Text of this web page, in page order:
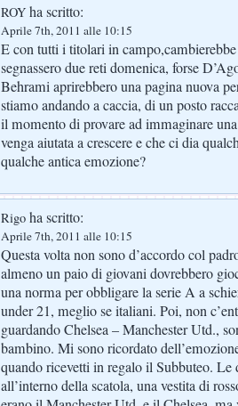
ROY ha scritto:
Aprile 7th, 2011 alle 10:15
E con tutti i titolari in
segnassero due reti domenica, forse
Behrami aprirebbero una pagina nuova
stiamo andando a caccia, di un posto
il momento di provare ad immaginare
venga aiutata a crescere e che ci dia
qualche antica emozione?
Rigo ha scritto:
Aprile 7th, 2011 alle 10:15
Questa volta non sono d’accordo col
almeno un paio di giovani dovrebbero
una norma per obbligare la serie A a
under 21, meglio se italiani. Poi, non
guardando Chelsea – Manchester Utd.,
bambino. Mi sono ricordato
quando ricevetti in regalo il Subbuteo. Le
all’interno della scatola, una vestita di